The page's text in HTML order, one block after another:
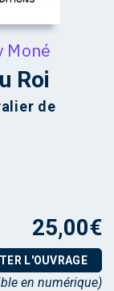
Moné
Roi
de
25,00€
L'OUVRAGE
en numérique)